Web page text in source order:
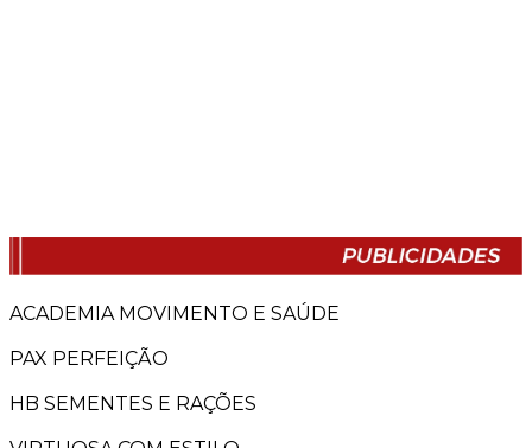
ACADEMIA MOVIMENTO E SAÚDE
PAX PERFEIÇÃO
HB SEMENTES E RAÇÕES